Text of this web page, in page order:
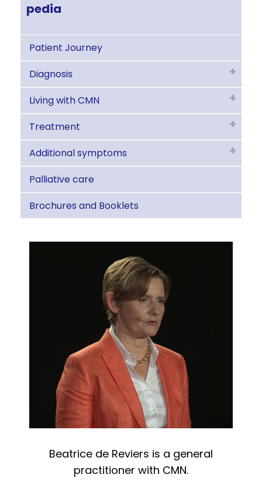
pedia
Patient Journey
Diagnosis
Living with CMN
Treatment
Additional symptoms
Palliative care
Brochures and Booklets
Beatrice de Reviers is a general
practitioner with CMN.